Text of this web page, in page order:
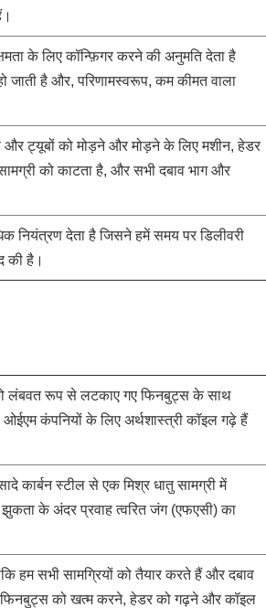
के लिए कॉन्फ़िगर करने की अनुमति देता है
है और, परिणामस्वरूप, कम कीमत वाला
और ट्यूबों को मोड़ने और मोड़ने के लिए मशीन, हेडर
को काटता है, और सभी दबाव भाग और
नियंत्रण देता है जिसने हमें समय पर डिलीवरी
की है।
लंबवत रूप से लटकाए गए फिनबुट्स के साथ
कंपनियों के लिए अर्थशास्त्री कॉइल गढ़े हैं
कार्बन स्टील से एक मिश्र धातु सामग्री में
के अंदर प्रवाह त्वरित जंग (एफएसी) का
हम सभी सामग्रियों को तैयार करते हैं और दबाव
को खत्म करने, हेडर को गढ़ने और कॉइल